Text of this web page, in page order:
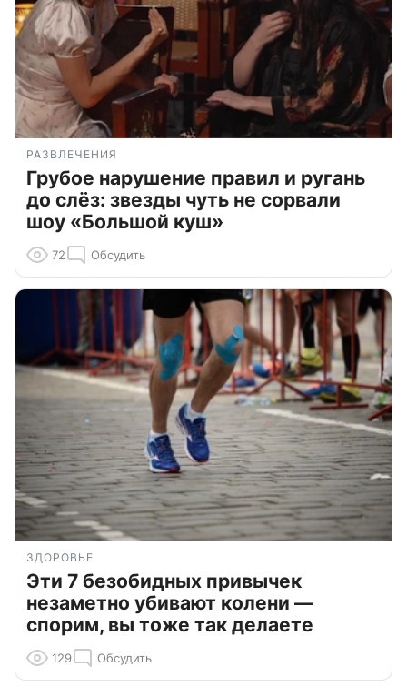
РАЗВЛЕЧЕНИЯ
Грубое нарушение правил и ругань
до слёз: звезды чуть не сорвали
шоу «Большой куш»
72 Обсудить
ЗДОРОВЬЕ
Эти 7 безобидных привычек
незаметно убивают колени —
спорим, вы тоже так делаете
129 Обсудить